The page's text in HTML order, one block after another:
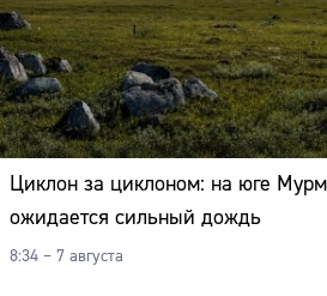
Циклон за циклоном: на юге
ожидается сильный дождь
8:34 – 7 августа